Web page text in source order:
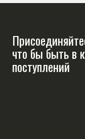
что бы быть в
поступлений